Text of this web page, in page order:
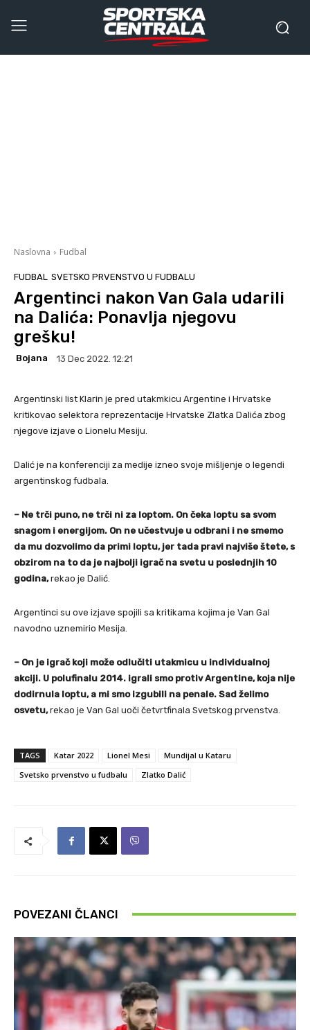
Naslovna Fudbal
FUDBAL SVETSKO PRVENSTVO U FUDBALU
Argentinci nakon Van Gala udarili
na Dalića: Ponavlja njegovu
grešku!
Bojana 13 Dec 2022. 12:21
Argentinski list Klarin je pred utakmkicu Argentine i Hrvatske
kritikovao selektora reprezentacije Hrvatske Zlatka Dalića zbog
njegove izjave o Lionelu Mesiju.
Dalić je na konferenciji za medije izneo svoje mišljenje o legendi
argentinskog fudbala.
– Ne trči puno, ne trči ni za loptom. On čeka loptu sa svom
snagom i energijom. On ne učestvuje u odbrani i ne smemo
da mu dozvolimo da primi loptu, jer tada pravi najviše štete, s
obzirom na to da je najbolji igrač na svetu u poslednjih 10
godina,rekao je Dalić.
Argentinci su ove izjave spojili sa kritikama kojima je Van Gal
navodno uznemirio Mesija.
– On je igrač koji može odlučiti utakmicu u individualnoj
akciji. U polufinalu 2014. igrali smo protiv Argentine, koja nije
dodirnula loptu, a mi smo izgubili na penale. Sad želimo
osvetu,rekao je Van Gal uoči četvrtfinala Svetskog prvenstva.
TAGS Katar 2022 Lionel Mesi
Mundijal u Kataru
Svetsko prvenstvo u fudbalu
Zlatko Dalić
POVEZANI ČLANCI